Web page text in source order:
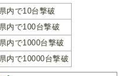
内で10台撃破
内で100台撃破
内で1000台撃破
内で10000台撃破